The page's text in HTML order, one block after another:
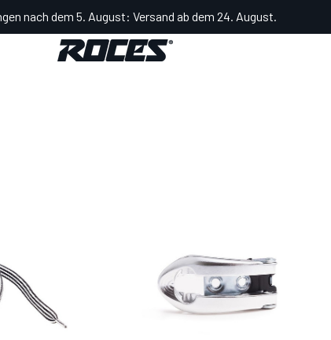
nach dem 5. August: Versand ab dem 24. August.